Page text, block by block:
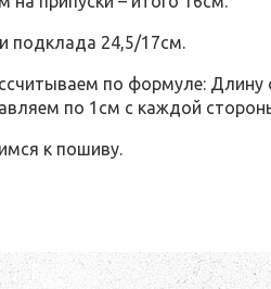
подклада 24,5/17см.
по формуле: Длину
по 1см с каждой
к пошиву.